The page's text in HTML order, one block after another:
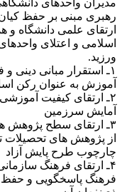
رهبری مبنی بر حفظ
ارتقای علمی دانشگاه و
اسلامی و اعتلای
ورزید.
۱ـ استقرار مبانی دینی
آموزش به عنوان رکن
۲ـ ارتقای کیفیت
آمایش سرزمین
۳ـ ارتقای سطح پژوهش
از پژوهش های
چارچوب طرح پایش آزاد
۴ـ ارتقای فرهنگ
فرهنگ پاسخگویی و حفظ